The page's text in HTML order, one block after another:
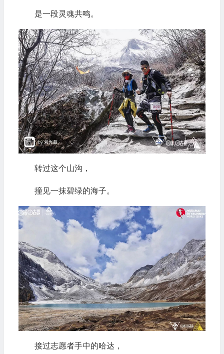
是一段灵魂共鸣。
转过这个山沟，
撞见一抹碧绿的海子。
接过志愿者手中的哈达，